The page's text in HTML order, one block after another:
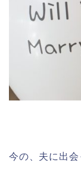
今の、夫に出会